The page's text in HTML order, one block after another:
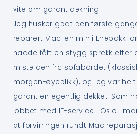
vite om garantidekning
Jeg husker godt den første
reparert Mac-en min i Enebakk-
hadde fått en stygg sprekk etter
miste den fra sofabordet
morgen-øyeblikk), og jeg var
garantien egentlig dekket. Som
jobbet med IT-service i Oslo i
at forvirringen rundt Mac